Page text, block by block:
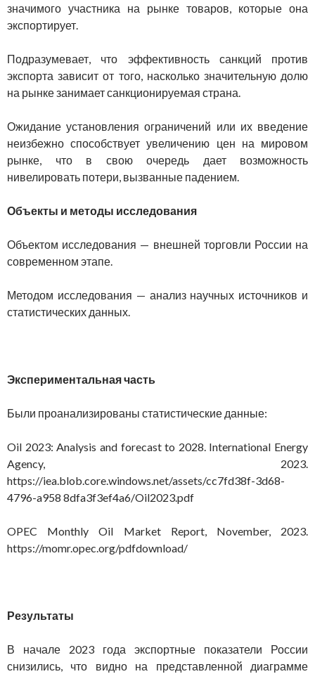
значимого участника на рынке товаров, которые она
экспортирует.
Подразумевает, что эффективность санкций против
экспорта зависит от того, насколько значительную долю
на рынке занимает санкционируемая страна.
Ожидание установления ограничений или их введение
неизбежно способствует увеличению цен на мировом
рынке, что в свою очередь дает возможность
нивелировать потери, вызванные падением.
Объекты и методы исследования
Объектом исследования — внешней торговли России на
современном этапе.
Методом исследования — анализ научных источников и
статистических данных.
Экспериментальная часть
Были проанализированы статистические данные:
Oil 2023: Analysis and forecast to 2028. International Energy
Agency, 2023.
https://iea.blob.core.windows.net/assets/cc7fd38f-3d68-
4796-a958 8dfa3f3ef4a6/Oil2023.pdf
OPEC Monthly Oil Market Report, November, 2023.
https://momr.opec.org/pdfdownload/
Результаты
В начале 2023 года экспортные показатели России
снизились, что видно на представленной диаграмме